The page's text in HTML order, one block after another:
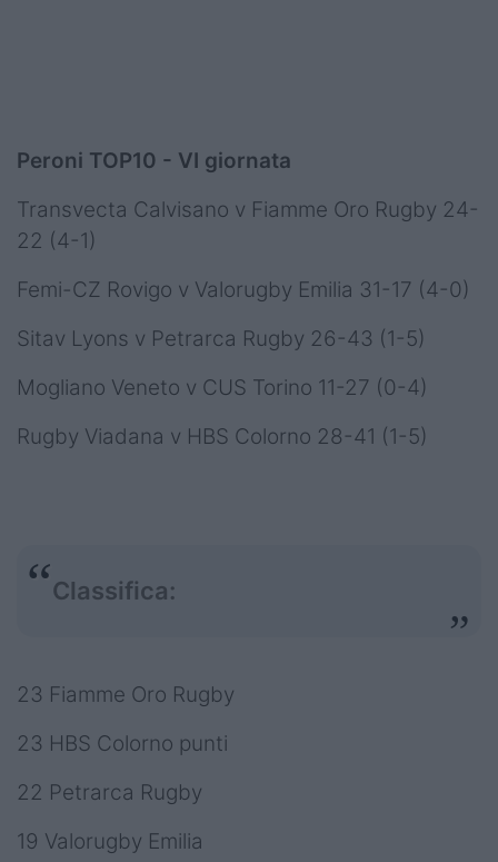
Peroni TOP10 - VI giornata
Transvecta Calvisano v Fiamme Oro Rugby 24-
22 (4-1)
Femi-CZ Rovigo v Valorugby Emilia 31-17 (4-0)
Sitav Lyons v Petrarca Rugby 26-43 (1-5)
Mogliano Veneto v CUS Torino 11-27 (0-4)
Rugby Viadana v HBS Colorno 28-41 (1-5)
Classifica:
23 Fiamme Oro Rugby
23 HBS Colorno punti
22 Petrarca Rugby
19 Valorugby Emilia